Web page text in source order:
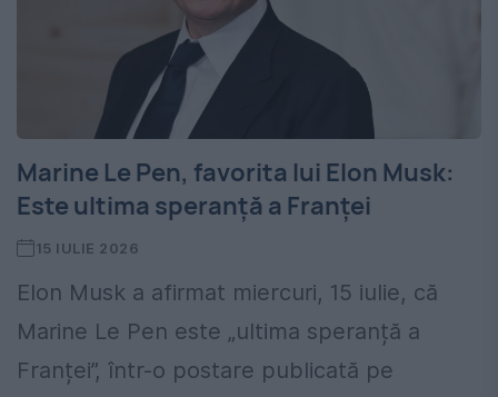
Marine Le Pen, favorita lui Elon Musk:
Este ultima speranță a Franței
15 IULIE 2026
Elon Musk a afirmat miercuri, 15 iulie, că
Marine Le Pen este „ultima speranță a
Franței”, într-o postare publicată pe